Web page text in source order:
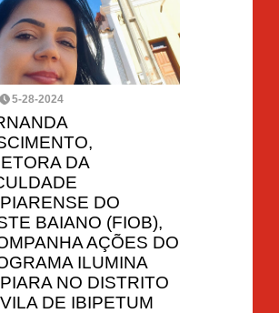
5-28-2024
DA
DO
BAIANO (FIOB),
AÇÕES DO
ILUMINA
NO DISTRITO
DE IBIPETUM